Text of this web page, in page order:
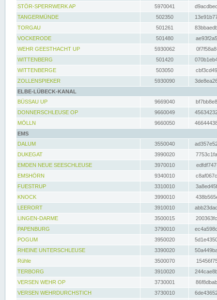
STÖR-SPERRWERK AP 5970041
TANGERMÜNDE
502350
TORGAU
501261
VOCKERODE
501480
WEHR GEESTHACHT UP
5930062
WITTENBERG
501420
WITTENBERGE
503050
ZOLLENSPIEKER
5930090
ELBE-LÜBECK-KANAL
BÜSSAU UP
9669040
DONNERSCHLEUSE OP
9660049
MÖLLN
9660050
EMS
DALUM
3550040
DUKEGAT
3990020
EMDEN NEUE SEESCHLEUSE
3970010
EMSHÖRN
9340010
FUESTRUP
3310010
KNOCK
3990010
LEERORT
3910010
LINGEN-DARME
3500015
PAPENBURG
3790010
POGUM
3950020
RHEINE UNTERSCHLEUSE
3390020
Rühle
3500070
TERBORG
3910020
VERSEN WEHR OP
3730001
VERSEN WEHRDURCHSTICH
3730010